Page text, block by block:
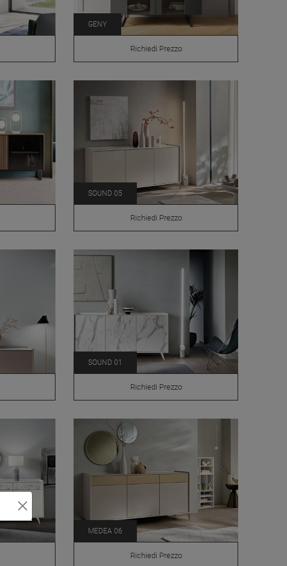
GENY
Richiedi Prezzo
SOUND 05
Richiedi Prezzo
SOUND 01
Richiedi Prezzo
MEDEA 06
Richiedi Prezzo